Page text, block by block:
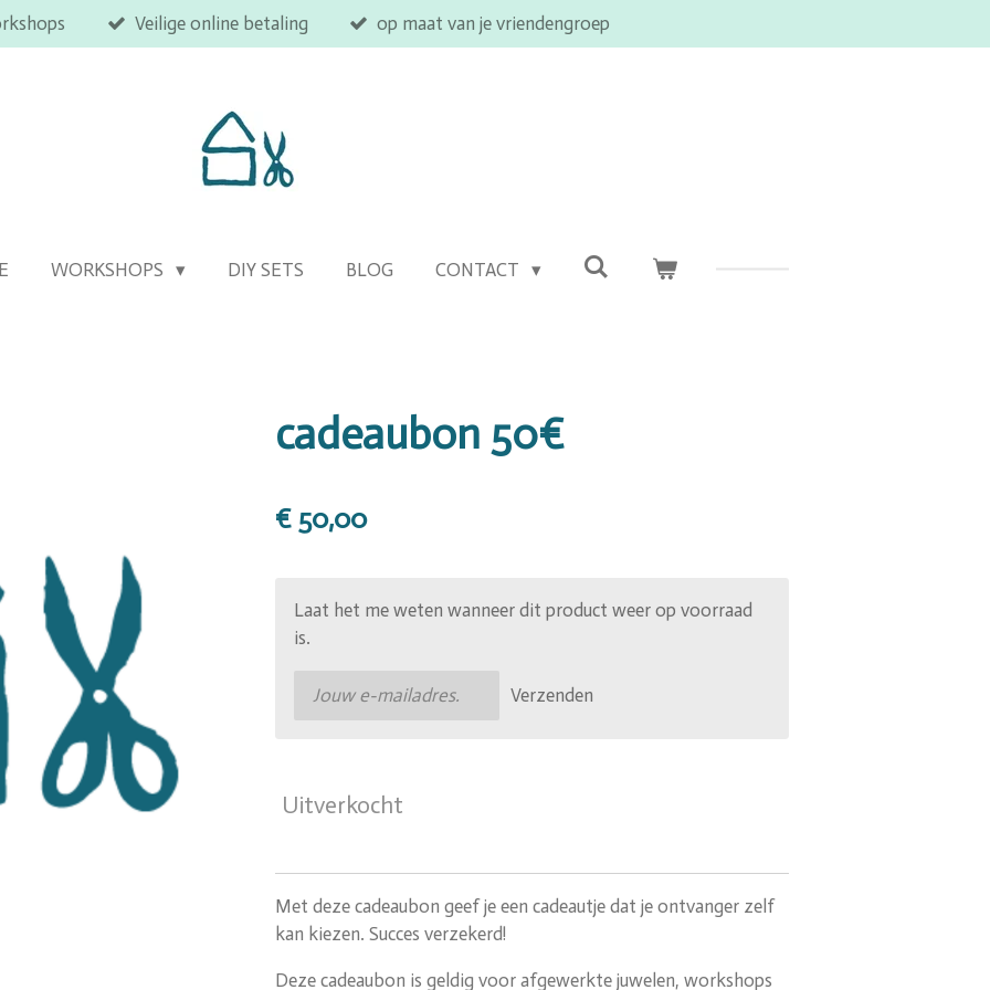
Veilige online betaling op maat van je vriendengroep
WORKSHOPS DIY SETS BLOG CONTACT
cadeaubon 50€
€ 50,00
Laat het me weten wanneer dit product weer op voorraad
is.
Verzenden
Uitverkocht
Met deze cadeaubon geef je een cadeautje dat je ontvanger zelf
kan kiezen. Succes verzekerd!
Deze cadeaubon is geldig voor afgewerkte juwelen, workshops